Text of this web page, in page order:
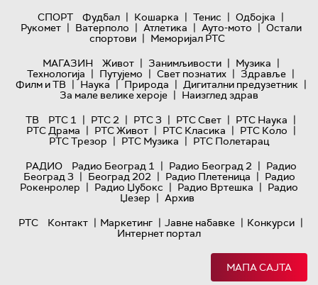
СПОРТ
Фудбал | Кошарка | Тенис | Одбојка |
Рукомет | Ватерполо | Атлетика | Ауто-мото | Остали
спортови | Меморијал РТС
МАГАЗИН
Живот | Занимљивости | Музика |
Технологијa | Путујемо | Свет познатих | Здравље |
Филм и ТВ | Наука | Природа | Дигитални предузетник |
За мале велике хероје | Наизглед здрав
ТВ
РТС 1 | РТС 2 | РТС 3 | РТС Свет | РТС Наука |
РТС Драма | РТС Живот | РТС Класика | РТС Коло |
РТС Трезор | РТС Музика | РТС Полетарац
РАДИО
Радио Београд 1 | Радио Београд 2 | Радио
Београд 3 | Београд 202 | Радио Плетеница | Радио
Рокенролер | Радио Џубокс | Радио Вртешка | Радио
Џезер | Архив
РТС
Контакт | Маркетинг | Јавне набавке | Конкурси |
Интернет портал
МАПА САЈТА